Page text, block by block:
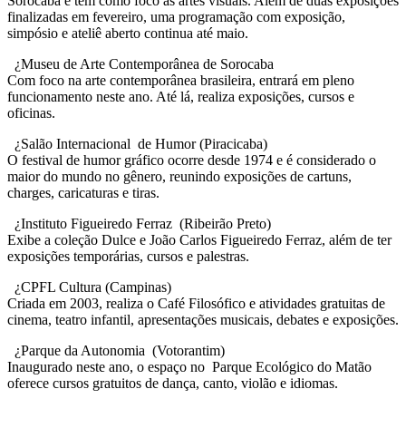
finalizadas em fevereiro, uma programação com exposição,
simpósio e ateliê aberto continua até maio.
¿Museu de Arte Contemporânea de Sorocaba
Com foco na arte contemporânea brasileira, entrará em pleno
funcionamento neste ano. Até lá, realiza exposições, cursos e
oficinas.
¿Salão Internacional de Humor (Piracicaba)
O festival de humor gráfico ocorre desde 1974 e é considerado o
maior do mundo no gênero, reunindo exposições de cartuns,
charges, caricaturas e tiras.
¿Instituto Figueiredo Ferraz (Ribeirão Preto)
Exibe a coleção Dulce e João Carlos Figueiredo Ferraz, além de ter
exposições temporárias, cursos e palestras.
¿CPFL Cultura (Campinas)
Criada em 2003, realiza o Café Filosófico e atividades gratuitas de
cinema, teatro infantil, apresentações musicais, debates e exposições.
¿Parque da Autonomia (Votorantim)
Inaugurado neste ano, o espaço no Parque Ecológico do Matão
oferece cursos gratuitos de dança, canto, violão e idiomas.